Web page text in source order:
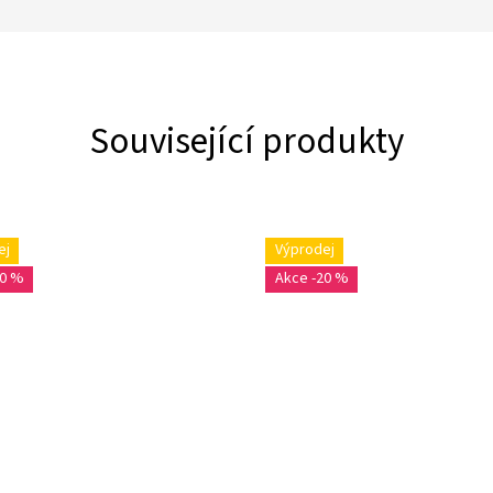
Související produkty
%
Výprodej
-20 %